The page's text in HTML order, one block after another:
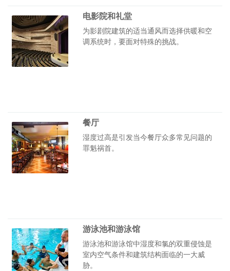
电影院和礼堂
为影剧院建筑的适当通风而选择供暖和空
调系统时，要面对特殊的挑战。
餐厅
湿度过高是引发当今餐厅众多常见问题的
罪魁祸首。
游泳池和游泳馆
游泳池和游泳馆中湿度和氯的双重侵蚀是
室内空气条件和建筑结构面临的一大威
胁。